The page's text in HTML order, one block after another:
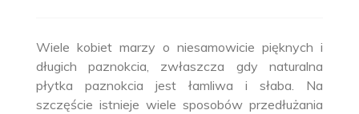
Wiele kobiet marzy o niesamowicie pięknych i
długich paznokcia, zwłaszcza gdy naturalna
płytka paznokcia jest łamliwa i słaba. Na
szczęście istnieje wiele sposobów przedłużania